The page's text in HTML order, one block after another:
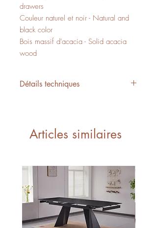
drawers
Couleur naturel et noir - Natural and
black color
Bois massif d'acacia - Solid acacia
wood
Détails techniques
Articles similaires